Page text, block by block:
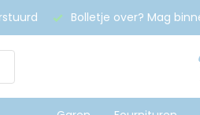
Bolletje over? Mag